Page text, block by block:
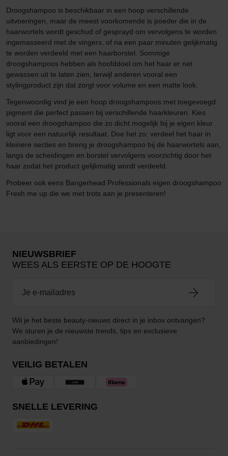
Droogshampoo is beschikbaar in een hoop verschillende
uitvoeringen, maar de meest voorkomende is poeder die in de
haarwortels wordt geschud of gesprayd om vervolgens te worden
ingemasseerd met de vingers, of na een paar minuten gelijkmatig
te worden verdeeld met een haarborstel. Sommige
droogshampoos hebben als hoofddoel om het haar er net
gewassen uit te laten zien, terwijl anderen vooral een
stylingproduct zijn dat zorgt voor volume en een matte look.
Tegenwoordig vind je een hoop droogshampoos met toegevoegd
pigment die perfect passen bij verschillende haarkleuren. Kies
vooral een droogshampoo die zo dicht mogelijk bij je eigen kleur
ligt voor een natuurlijk resultaat. Doe het zo: verdeel het haar in
kleinere secties en breng je droogshampoo bij de haarwortels aan,
langs de scheidingen en borstel vervolgens voorzichtig door het
haar zodat het product gelijkmatig wordt verdeeld.
Probeer ook eens Bangerhead Professionals eigen droogshampoo
Fresh me up die we met trots aan je presenteren!
NIEUWSBRIEF
WEES ALS EERSTE OP DE HOOGTE
Wil je het beste beauty-nieuws direct in je inbox ontvangen?
We sturen je de nieuwste trends, tips en exclusieve
aanbiedingen!
VEILIG BETALEN
SNELLE LEVERING